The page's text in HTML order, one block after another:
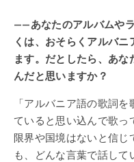
——あなたのアルバムや
くは、おそらくアルバ
ます。だとしたら、あ
んだと思いますか？
「アルバニア語の歌詞
ていると思い込んで歌っ
限界や国境はないと信じ
も、どんな言葉で話し